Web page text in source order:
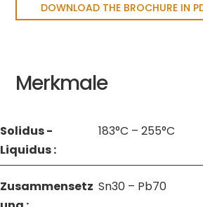
DOWNLOAD THE BROCHURE IN
Merkmale
Solidus -
Liquidus :
183°C – 255°C
Zusammensetz Sn30 – Pb70